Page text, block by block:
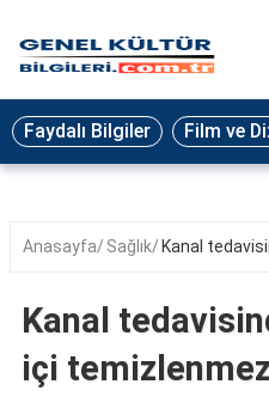
Eğitim
Ekonomi
Seyahat
Oyun
Yaşam
Faydalı Bilgiler Film ve
Anasayfa Sağlık Kanal
Kanal
içi